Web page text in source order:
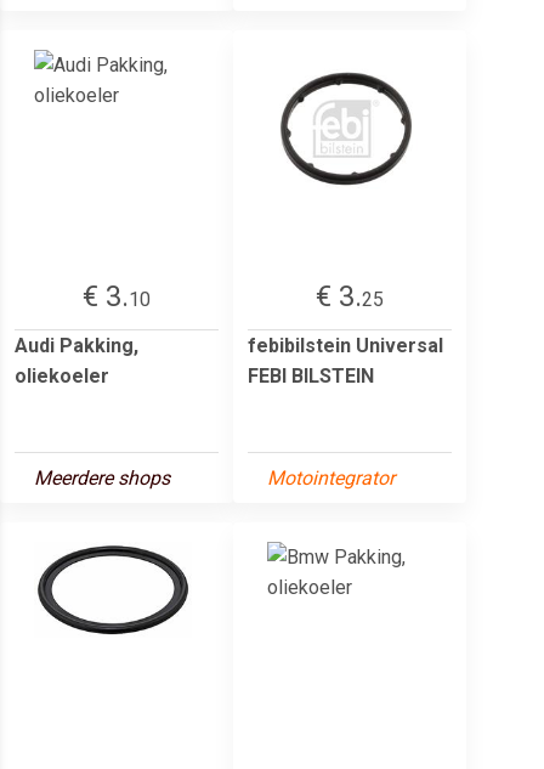
€ 3.10
Audi Pakking,
oliekoeler
Meerdere shops
€ 3.25
febibilstein Universal
FEBI BILSTEIN
Motointegrator